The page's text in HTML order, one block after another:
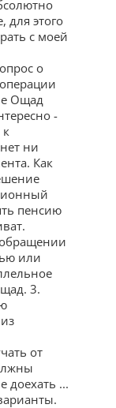
для этого
с моей
о
Ощад
-
ни
Как
пенсию
или
3.
от
доехать ...